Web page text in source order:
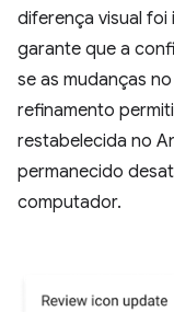
diferença visual foi
garante que a
se as mudanças
refinamento
restabelecida no
permanecido
computador.